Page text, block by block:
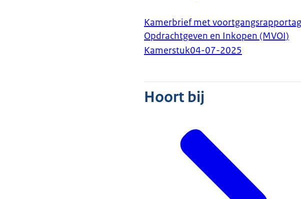
Kamerbrief met
Opdrachtgeven en Inkopen (MVOI)
Kamerstuk04-07-2025
Hoort bij